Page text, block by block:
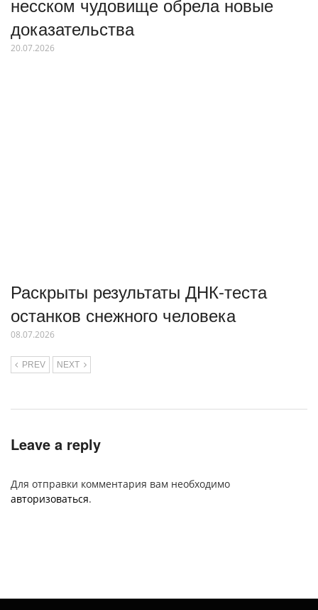
доказательства
20.07.2026
Раскрыты результаты ДНК-теста
останков снежного человека
08.07.2026
PREV NEXT
Leave a reply
Для отправки комментария вам необходимо
авторизоваться.